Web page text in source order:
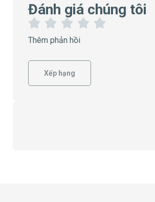
Đánh giá chúng tôi
S
o
S
o
S
o
Thêm phản hồi
Xếp hạng